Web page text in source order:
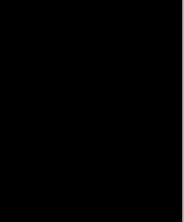
Condesa
contamos con enlaces a
nuestro catálogo de
También puedes
demos prioridad y te